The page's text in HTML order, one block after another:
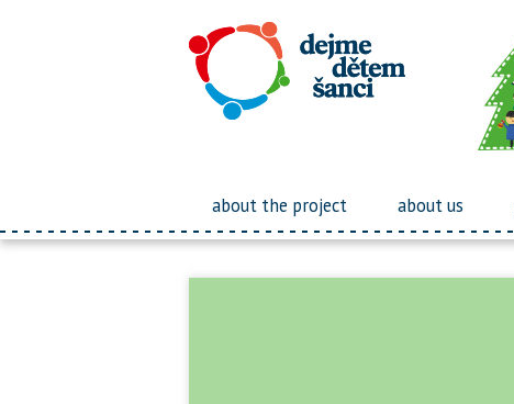
about the project about us